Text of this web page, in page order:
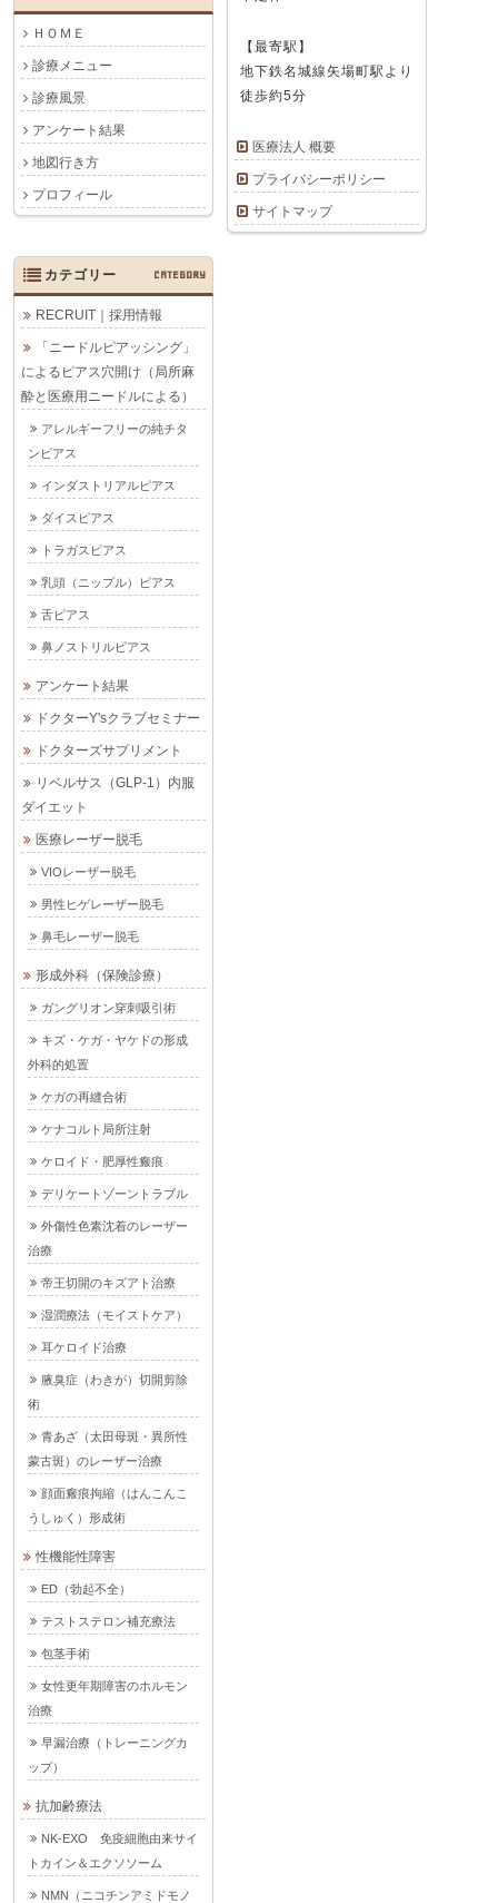
ＨＯＭＥ
診療メニュー
診療風景
アンケート結果
地図行き方
プロフィール
【最寄駅】
地下鉄名城線矢場町駅より
徒歩約5分
医療法人 概要
プライバシーポリシー
サイトマップ
カテゴリー CATEGORY
RECRUIT｜採用情報
「ニードルピアッシング」
によるピアス穴開け（局所麻
酔と医療用ニードルによる）
アレルギーフリーの純チタ
ンピアス
インダストリアルピアス
ダイスピアス
トラガスピアス
乳頭（ニップル）ピアス
舌ピアス
鼻ノストリルピアス
アンケート結果
ドクターY'sクラブセミナー
ドクターズサプリメント
リベルサス（GLP-1）内服
ダイエット
医療レーザー脱毛
VIOレーザー脱毛
男性ヒゲレーザー脱毛
鼻毛レーザー脱毛
形成外科（保険診療）
ガングリオン穿刺吸引術
キズ・ケガ・ヤケドの形成
外科的処置
ケガの再縫合術
ケナコルト局所注射
ケロイド・肥厚性瘢痕
デリケートゾーントラブル
外傷性色素沈着のレーザー
治療
帝王切開のキズアト治療
湿潤療法（モイストケア）
耳ケロイド治療
腋臭症（わきが）切開剪除
術
青あざ（太田母斑・異所性
蒙古斑）のレーザー治療
顔面瘢痕拘縮（はんこんこ
うしゅく）形成術
性機能性障害
ED（勃起不全）
テストステロン補充療法
包茎手術
女性更年期障害のホルモン
治療
早漏治療（トレーニングカ
ップ）
抗加齢療法
NK-EXO 免疫細胞由来サイ
トカイン＆エクソソーム
NMN（ニコチンアミドモノ